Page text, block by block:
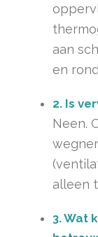
aan
en
2. Is
Neen.
alleen
3. Wat